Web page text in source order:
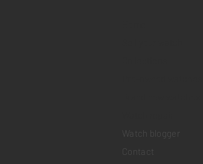
Watch blogger
Contact